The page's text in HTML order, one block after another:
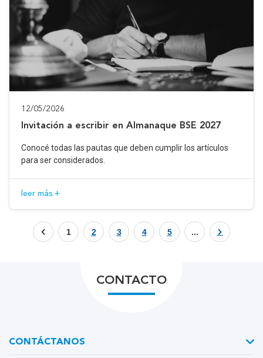
12/05/2026
Invitación a escribir en Almanaque BSE 2027
Conocé todas las pautas que deben cumplir los artículos
para ser considerados.
leer más +
1 2 3 4 5 ...
CONTACTO
CONTÁCTANOS